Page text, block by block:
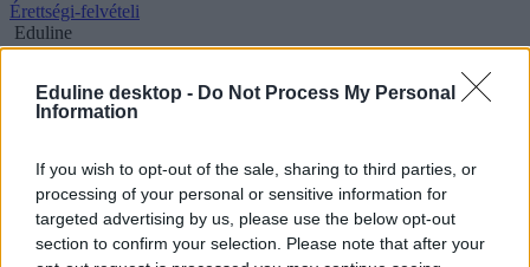
Eduline desktop - Do Not Process My Personal
Information
If you wish to opt-out of the sale, sharing to third parties, or
processing of your personal or sensitive information for
targeted advertising by us, please use the below opt-out
section to confirm your selection. Please note that after your
Érettségi-felvételi
Eduline
Itt a "legális puskák" listája
Hamarosan kezdődnek az őszi érettségi vizsgák: összegyűjtöttük
azokat a "legális puskákat", amelyeket a különböző tárgyak
feladatlapjainak megoldásához, illetve a szóbeliken használhattok,